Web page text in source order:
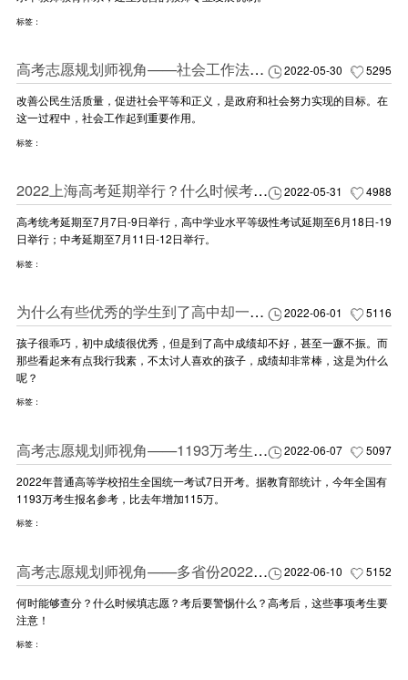
标签：
2022-05-30 5295
高考志愿规划师视角——社会工作法学专业解读
改善公民生活质量，促进社会平等和正义，是政府和社会努力实现的目标。在
这一过程中，社会工作起到重要作用。
标签：
2022-05-31 4988
2022上海高考延期举行？什么时候考试？
高考统考延期至7月7日-9日举行，高中学业水平等级性考试延期至6月18日-19
日举行；中考延期至7月11日-12日举行。
标签：
2022-06-01 5116
为什么有些优秀的学生到了高中却一蹶不振？
孩子很乖巧，初中成绩很优秀，但是到了高中成绩却不好，甚至一蹶不振。而
那些看起来有点我行我素，不太讨人喜欢的孩子，成绩却非常棒，这是为什么
呢？
标签：
2022-06-07 5097
高考志愿规划师视角——1193万考生迎来2022年高考
2022年普通高等学校招生全国统一考试7日开考。据教育部统计，今年全国有
1193万考生报名参考，比去年增加115万。
标签：
2022-06-10 5152
高考志愿规划师视角——多省份2022高考收官 查分及志愿填报时间公布！
何时能够查分？什么时候填志愿？考后要警惕什么？高考后，这些事项考生要
注意！
标签：